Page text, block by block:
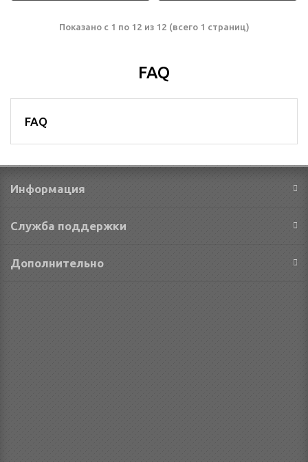
Показано с 1 по 12 из 12 (всего 1 страниц)
FAQ
FAQ
Информация
Служба поддержки
Дополнительно